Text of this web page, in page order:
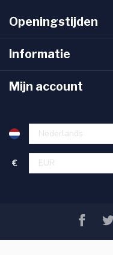
Openingstijden
Informatie
Mijn account
€